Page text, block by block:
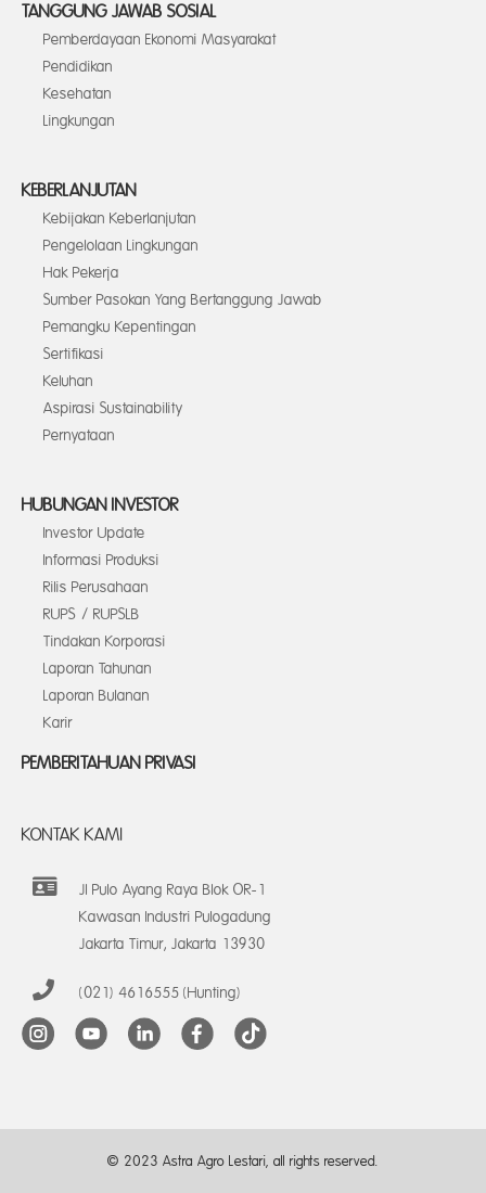
TANGGUNG JAWAB SOSIAL
Pemberdayaan Ekonomi Masyarakat
Pendidikan
Kesehatan
Lingkungan
KEBERLANJUTAN
Kebijakan Keberlanjutan
Pengelolaan Lingkungan
Hak Pekerja
Sumber Pasokan Yang Bertanggung Jawab
Pemangku Kepentingan
Sertifikasi
Keluhan
Aspirasi Sustainability
Pernyataan
HUBUNGAN INVESTOR
Investor Update
Informasi Produksi
Rilis Perusahaan
RUPS / RUPSLB
Tindakan Korporasi
Laporan Tahunan
Laporan Bulanan
Karir
PEMBERITAHUAN PRIVASI
KONTAK KAMI
Jl Pulo Ayang Raya Blok OR-1
Kawasan Industri Pulogadung
Jakarta Timur, Jakarta 13930
(021) 4616555 (Hunting)
© 2023 Astra Agro Lestari, all rights reserved.